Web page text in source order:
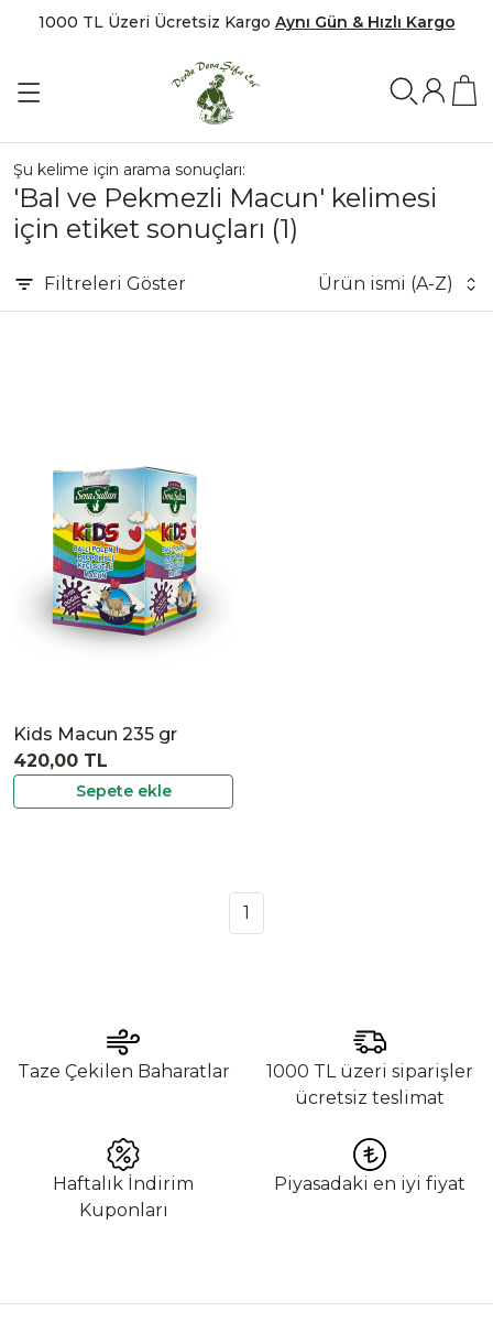
1000 TL Üzeri Ücretsiz Kargo Aynı Gün & Hızlı Kargo
Şu kelime için arama sonuçları:
'Bal ve Pekmezli Macun' kelimesi
için etiket sonuçları (1)
Filtreleri Göster Ürün ismi (A-Z)
Kids Macun 235 gr
Sepete ekle
420,00 TL
1
Taze Çekilen Baharatlar
1000 TL üzeri siparişler
ücretsiz teslimat
Haftalık İndirim
Kuponları
Piyasadaki en iyi fiyat